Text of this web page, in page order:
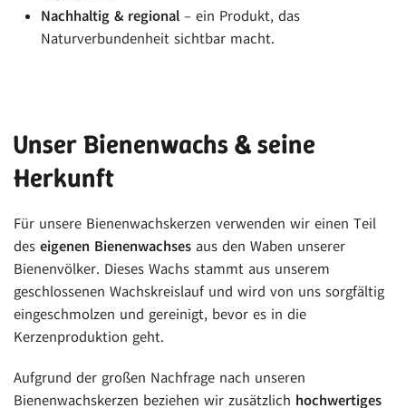
Nachhaltig & regional – ein Produkt, das
Naturverbundenheit sichtbar macht.
Unser Bienenwachs & seine
Herkunft
Für unsere Bienenwachskerzen verwenden wir einen Teil
des eigenen Bienenwachses aus den Waben unserer
Bienenvölker. Dieses Wachs stammt aus unserem
geschlossenen Wachskreislauf und wird von uns sorgfältig
eingeschmolzen und gereinigt, bevor es in die
Kerzenproduktion geht.
Aufgrund der großen Nachfrage nach unseren
Bienenwachskerzen beziehen wir zusätzlich hochwertiges